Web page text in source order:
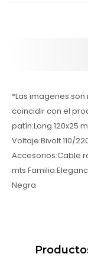
*Las imagenes
coincidir con el
patín:Long 120x25
Voltaje:Bivolt 110/
Accesorios:Cable
mts
Negra